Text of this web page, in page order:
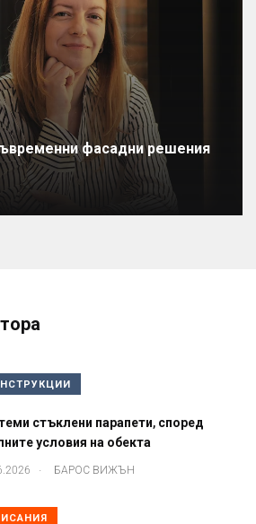
фасадни решения
стъклени парапети, според
условия на обекта
. БАРОС ВИЖЪН